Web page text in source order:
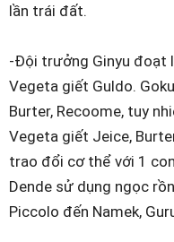
lần trái đất.
-Đội trưởng Ginyu đoạt
Vegeta giết Guldo.
Burter, Recoome, tuy
Vegeta giết Jeice,
trao đổi cơ thể với 1
Dende sử dụng ngọc
Piccolo đến Namek,